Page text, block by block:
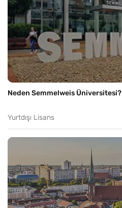
Neden Semmelweis Üniversitesi?
Yurtdışı Lisans